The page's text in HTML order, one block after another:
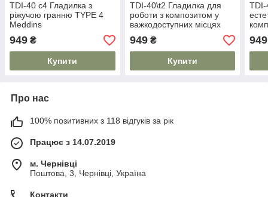
TDI-40 c4 Гладилка з
ріжучою гранню TYPE 4
Meddins
949 ₴
Купити
TDI-40\t2 Гладилка для
роботи з композитом у
важкодоступних місцях
949₴
Купити
TDI-
949
Про нас
100% позитивних з 118 відгуків за рік
Працює з 14.07.2019
м. Чернівці
Поштова, 3, Чернівці, Україна
Контакти